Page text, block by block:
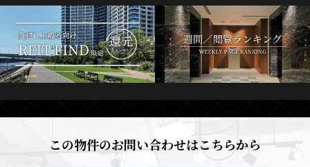
この物件のお問い合わせはこちらから